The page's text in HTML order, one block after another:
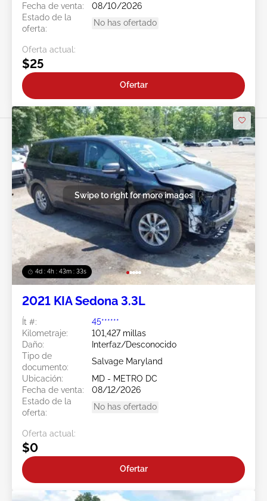
Fecha de venta:
08/10/2026
Estado de la
oferta:
No has ofertado
Oferta actual:
$25
Ofertar
4d : 4h : 43m : 30s
Swipe to right for more images
2021 KIA Sedona 3.3L
Ít #:
45******
Kilometraje:
101,427 millas
Daño:
Interfaz/Desconocido
Tipo de
documento:
Salvage Maryland
Ubicación:
MD - METRO DC
Fecha de venta:
08/12/2026
Estado de la
oferta:
No has ofertado
Oferta actual:
$0
Ofertar